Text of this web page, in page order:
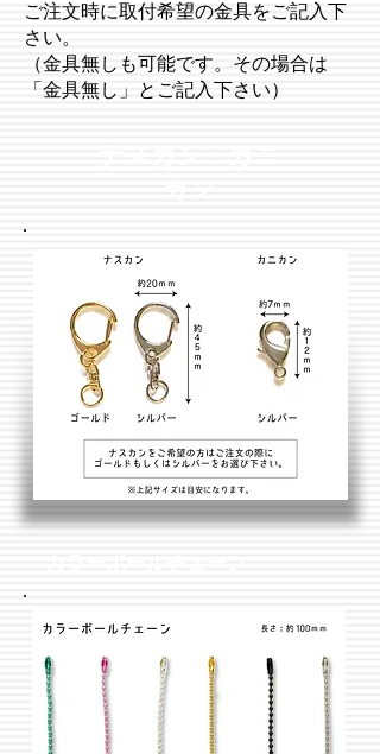
​ご注文時に取付希望の金具をご記入下
さい。
（金具無しも可能です。その場合は
「金具無し」とご記入下さい）